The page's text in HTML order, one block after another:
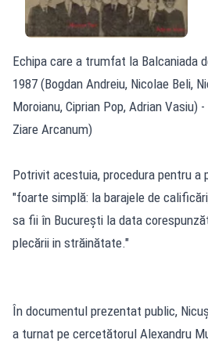
Echipa care a trumfat la Balcaniada
1987 (Bogdan Andreiu, Nicolae Beli,
Moroianu, Ciprian Pop, Adrian Vasiu)
Ziare Arcanum)
Potrivit acestuia, procedura pentru a
"foarte simplă: la barajele de
sa fii în București la data
plecării in străinătate."
În documentul prezentat public,
a turnat pe cercetătorul Alexandru